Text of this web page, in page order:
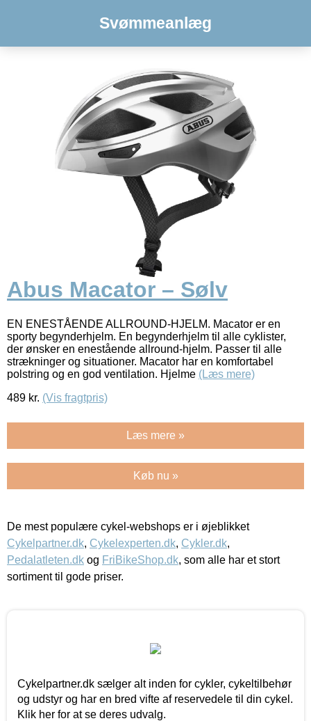
Svømmeanlæg
Abus Macator – Sølv
EN ENESTÅENDE ALLROUND-HJELM. Macator er en
sporty begynderhjelm. En begynderhjelm til alle cyklister,
der ønsker en enestående allround-hjelm. Passer til alle
strækninger og situationer. Macator har en komfortabel
polstring og en god ventilation. Hjelme (Læs mere)
489 kr. (Vis fragtpris)
Læs mere »
Køb nu »
De mest populære cykel-webshops er i øjeblikket
Cykelpartner.dk, Cykelexperten.dk, Cykler.dk,
Pedalatleten.dk og FriBikeShop.dk, som alle har et stort
sortiment til gode priser.
Cykelpartner.dk sælger alt inden for cykler, cykeltilbehør
og udstyr og har en bred vifte af reservedele til din cykel.
Klik her for at se deres udvalg.